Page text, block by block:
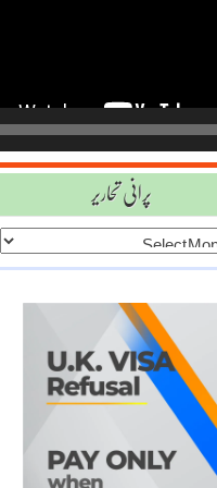
پرانی تحاریر